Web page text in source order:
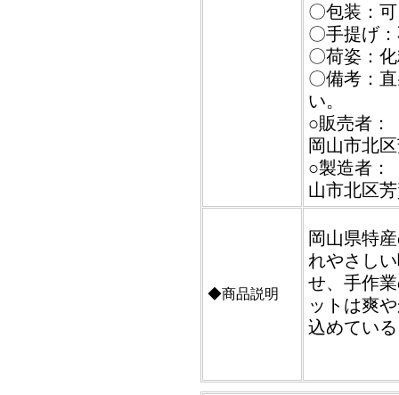
〇包装：
〇手提げ
〇荷姿：
〇備考：
い。
○販売者：
岡山市北
○製造者：
山市北区
◆商品説明
岡山県特
れやさし
せ、手作
ットは爽
込めてい